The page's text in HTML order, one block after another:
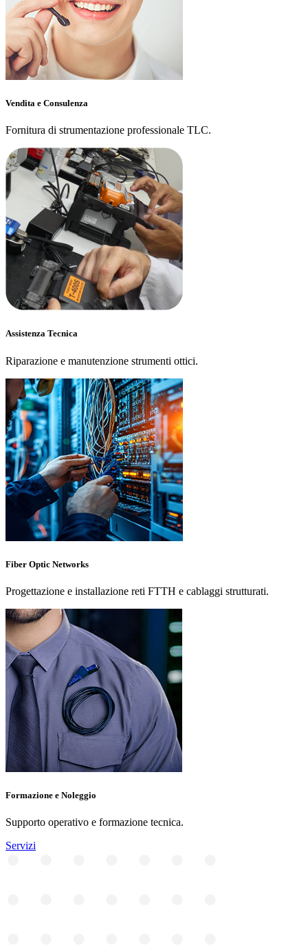
Vendita e Consulenza
Fornitura di strumentazione professionale TLC.
Assistenza Tecnica
Riparazione e manutenzione strumenti ottici.
Fiber Optic Networks
Progettazione e installazione reti FTTH e cablaggi strutturati.
Formazione e Noleggio
Supporto operativo e formazione tecnica.
Servizi